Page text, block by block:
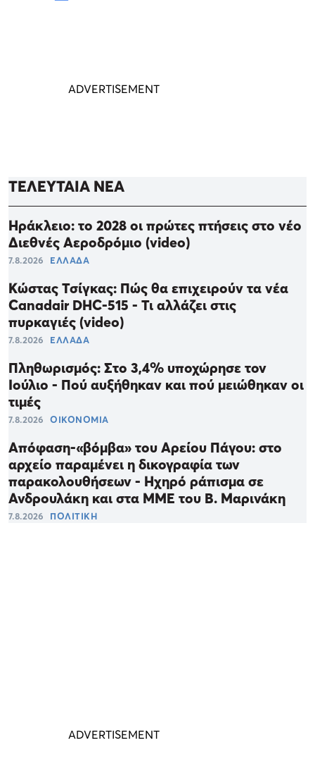
ΤΕΛΕΥΤΑΙΑ ΝΕΑ
Ηράκλειο: το 2028 οι πρώτες πτήσεις στο νέο
Διεθνές Αεροδρόμιο (video)
7.8.2026 ΕΛΛΑΔΑ
Κώστας Τσίγκας: Πώς θα επιχειρούν τα νέα
Canadair DHC-515 - Τι αλλάζει στις
πυρκαγιές (video)
7.8.2026 ΕΛΛΑΔΑ
Πληθωρισμός: Στο 3,4% υποχώρησε τον
Ιούλιο - Πού αυξήθηκαν και πού μειώθηκαν οι
τιμές
7.8.2026 ΟΙΚΟΝΟΜΙΑ
Απόφαση-«βόμβα» του Αρείου Πάγου: στο
αρχείο παραμένει η δικογραφία των
παρακολουθήσεων - Ηχηρό ράπισμα σε
Ανδρουλάκη και στα ΜΜΕ του Β. Μαρινάκη
7.8.2026 ΠΟΛΙΤΙΚΗ